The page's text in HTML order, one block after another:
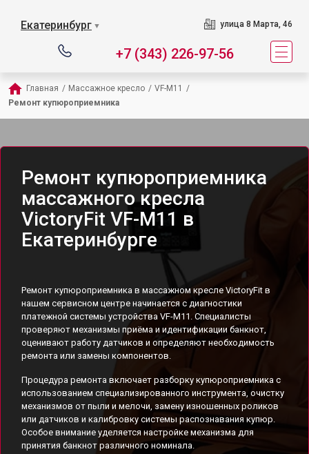
Екатеринбург ▼ улица 8 Марта, 46
+7 (343) 226-97-56
Главная / Массажное кресло / VF-M11
/
Ремонт купюроприемника
Ремонт купюроприемника
массажного кресла
VictoryFit VF-M11 в
Екатеринбурге
Ремонт купюроприемника в массажном кресле VictoryFit в
нашем сервисном центре начинается с диагностики
платежной системы устройства VF-M11. Специалисты
проверяют механизмы приёма и идентификации банкнот,
оценивают работу датчиков и определяют необходимость
ремонта или замены компонентов.
Процедура ремонта включает разборку купюроприемника с
использованием специализированного инструмента, очистку
механизмов от пыли и мелочи, замену изношенных роликов
или датчиков и калибровку системы распознавания купюр.
Особое внимание уделяется настройке механизма для
принятия банкнот различного номинала.